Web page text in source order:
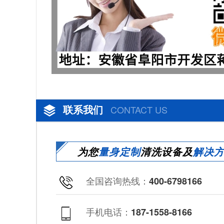
联系我们 CONTACT US
为您量身定制清洗设备及解决
全国咨询热线： 400-6798166
手机电话： 187-1558-8166